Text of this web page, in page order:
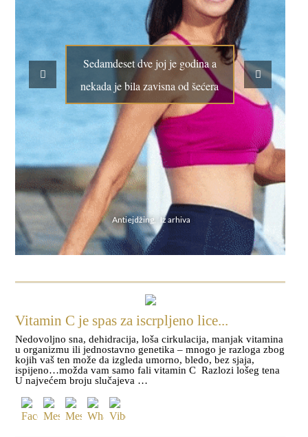
Sedamdeset dve joj je godina a
nekada je bila zavisna od šećera
Antiejdžing, Iz arhiva
Vitamin C je spas za iscrpljeno lice...
Nedovoljno sna, dehidracija, loša cirkulacija, manjak vitamina
u organizmu ili jednostavno genetika – mnogo je razloga zbog
kojih vaš ten može da izgleda umorno, bledo, bez sjaja,
ispijeno…možda vam samo fali vitamin C Razlozi lošeg tena
U najvećem broju slučajeva …